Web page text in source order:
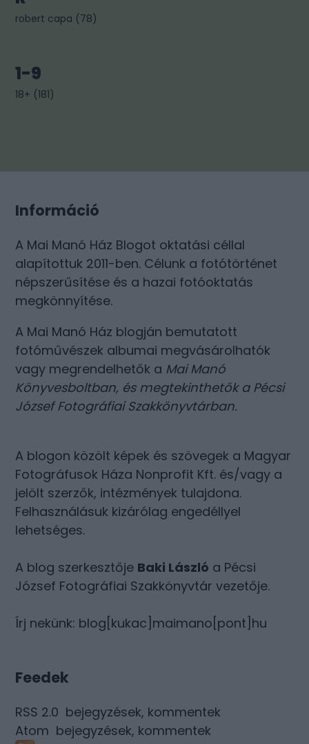
robert capa (78)
1-9
18+ (181)
Információ
A Mai Manó Ház Blogot oktatási céllal
alapítottuk 2011-ben. Célunk a fotótörténet
népszerűsítése és a hazai fotóoktatás
megkönnyítése.
A Mai Manó Ház blogján bemutatott
fotóművészek albumai megvásárolhatók
vagy megrendelhetők a Mai Manó
Könyvesboltban, és megtekinthetők a Pécsi
József Fotográfiai Szakkönyvtárban.
A blogon közölt képek és szövegek a Magyar
Fotográfusok Háza Nonprofit Kft. és/vagy a
jelölt szerzők, intézmények tulajdona.
Felhasználásuk kizárólag engedéllyel
lehetséges.
A blog szerkesztője Baki László a Pécsi
József Fotográfiai Szakkönyvtár vezetője.
Írj nekünk: blog[kukac]maimano[pont]hu
Feedek
RSS 2.0 bejegyzések, kommentek
Atom bejegyzések, kommentek